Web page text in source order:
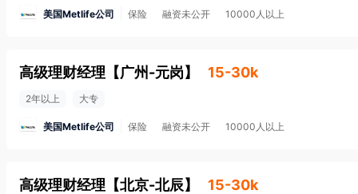
美国Metlife公司 保险 融资未公开 10000人以上
高级理财经理 【广州-元岗】 15-30k
2年以上 大专
美国Metlife公司 保险 融资未公开 10000人以上
高级理财经理 【北京-北辰】 15-30k